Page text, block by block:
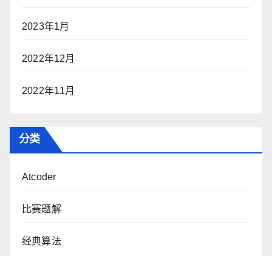
2023年1月
2022年12月
2022年11月
分类
Atcoder
比赛题解
经典算法